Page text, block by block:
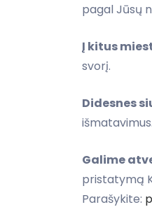
pagal Jūsų
Į kitus
svorį.
Didesnes
išmatavimus.
Galime
pristatymą
Parašykite: